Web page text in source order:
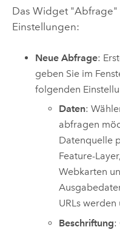
Das Widget
Einstellungen:
Neue Abfrage:
geben Sie im
folgenden
Daten:
abfragen
Datenquelle
Feature-
Webkarten
URLs werden
Beschriftung: